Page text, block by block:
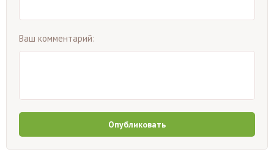
Ваш комментарий:
Опубликовать